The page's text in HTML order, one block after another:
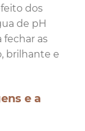
dos
de pH
fechar as
brilhante e
e a